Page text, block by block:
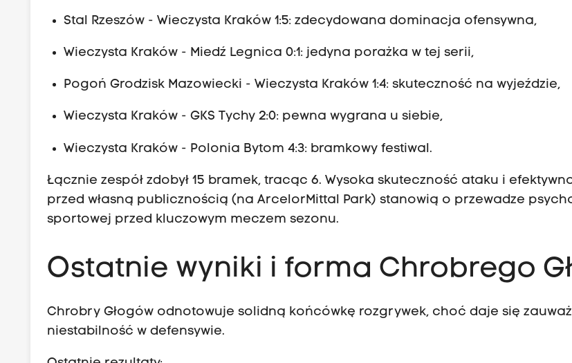
Stal Rzeszów - Wieczysta Kraków 1:5: zdecydowana dominacja ofensywna,
Wieczysta Kraków - Miedź Legnica 0:1: jedyna porażka w tej serii,
Pogoń Grodzisk Mazowiecki - Wieczysta Kraków 1:4: skuteczność na wyjeździe,
Wieczysta Kraków - GKS Tychy 2:0: pewna wygrana u siebie,
Wieczysta Kraków - Polonia Bytom 4:3: bramkowy festiwal.
Łącznie zespół zdobył 15 bramek, tracąc 6. Wysoka skuteczność ataku i
przed własną publicznością (na ArcelorMittal Park) stanowią o przewadze
sportowej przed kluczowym meczem sezonu.
Ostatnie wyniki i forma Chrobrego
Chrobry Głogów odnotowuje solidną końcówkę rozgrywek, choć daje się
niestabilność w defensywie.